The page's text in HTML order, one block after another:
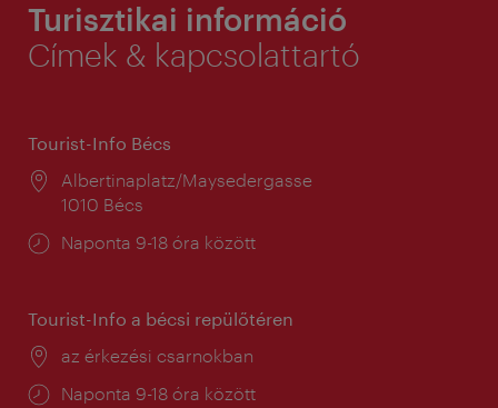
Turisztikai információ
Címek & kapcsolattartó
Tourist-Info Bécs
Helyszín:
Albertinaplatz/Maysedergasse
1010 Bécs
Nyitva
Naponta 9-18 óra között
Tourist-Info a bécsi repülőtéren
Helyszín:
az érkezési csarnokban
Nyitva
Naponta 9-18 óra között